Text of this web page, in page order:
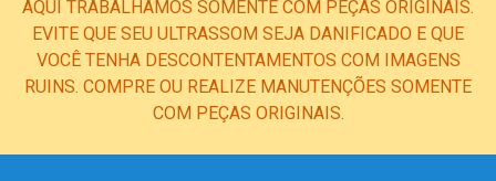
AQUI TRABALHAMOS SOMENTE COM PEÇAS ORIGINAIS.
EVITE QUE SEU ULTRASSOM SEJA DANIFICADO E QUE
VOCÊ TENHA DESCONTENTAMENTOS COM IMAGENS
RUINS. COMPRE OU REALIZE MANUTENÇÕES SOMENTE
COM PEÇAS ORIGINAIS.